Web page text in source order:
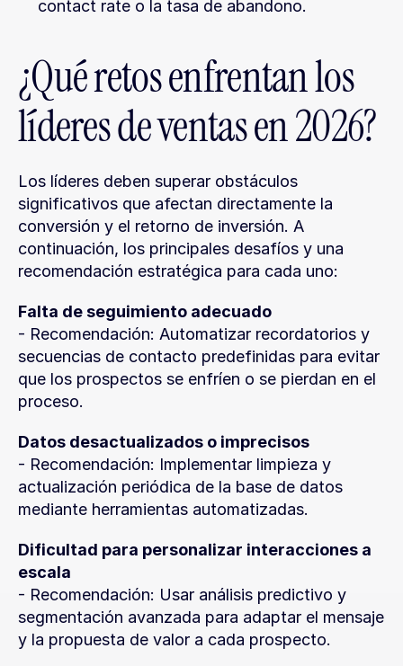
contact rate o la tasa de abandono.
¿Qué retos enfrentan los
líderes de ventas en 2026?
Los líderes deben superar obstáculos
significativos que afectan directamente la
conversión y el retorno de inversión. A
continuación, los principales desafíos y una
recomendación estratégica para cada uno:
Falta de seguimiento adecuado
- Recomendación: Automatizar recordatorios y
secuencias de contacto predefinidas para evitar
que los prospectos se enfríen o se pierdan en el
proceso.
Datos desactualizados o imprecisos
- Recomendación: Implementar limpieza y
actualización periódica de la base de datos
mediante herramientas automatizadas.
Dificultad para personalizar interacciones a
escala
- Recomendación: Usar análisis predictivo y
segmentación avanzada para adaptar el mensaje
y la propuesta de valor a cada prospecto.